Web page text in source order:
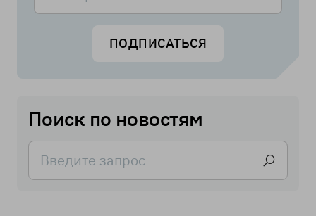
ПОДПИСАТЬСЯ
Поиск по новостям